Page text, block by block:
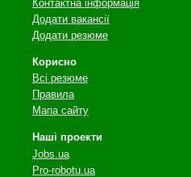
Контактна інформація
Додати вакансії
Додати резюме
Корисно
Всі резюме
Правила
Мапа сайту
Наші проекти
Jobs.ua
Pro-robotu.ua